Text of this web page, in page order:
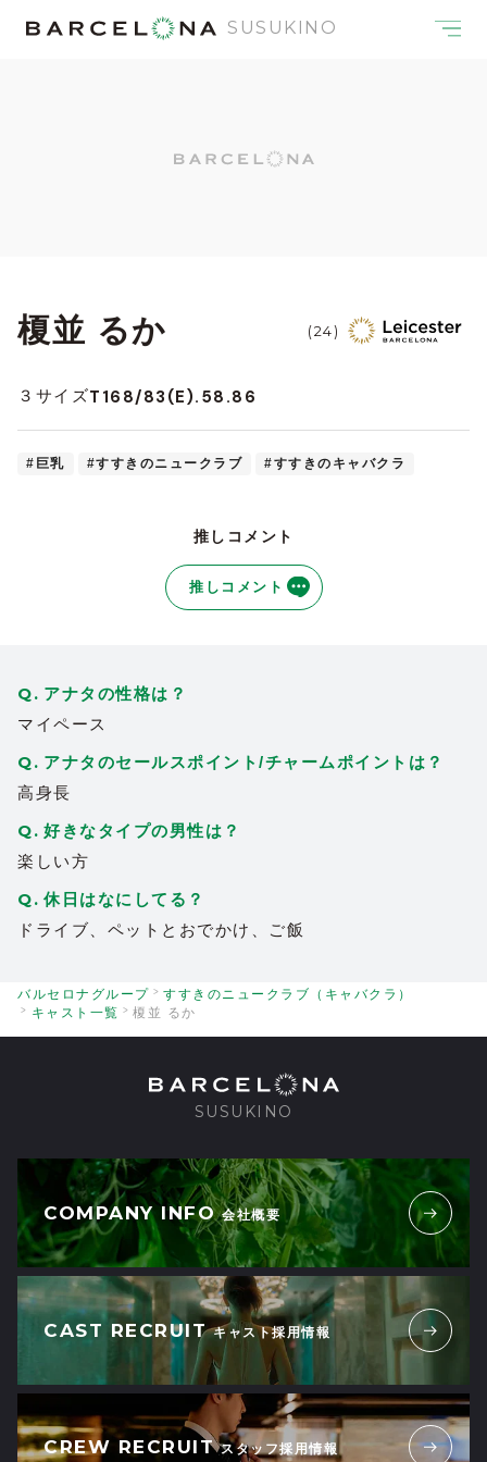
SUSUKINO
榎並 るか (24)
３サイズT168/83(E).58.86
#巨乳 #すすきのニュークラブ #すすきのキャバクラ
推しコメント
推しコメント
アナタの性格は？
マイペース
アナタのセールスポイント/チャームポイントは？
高身長
好きなタイプの男性は？
楽しい方
休日はなにしてる？
ドライブ、ペットとおでかけ、ご飯
バルセロナグループ
すすきのニュークラブ（キャバクラ）
キャスト一覧
榎並 るか
SUSUKINO
COMPANY INFO 会社概要
CAST RECRUIT キャスト採用情報
CREW RECRUIT スタッフ採用情報